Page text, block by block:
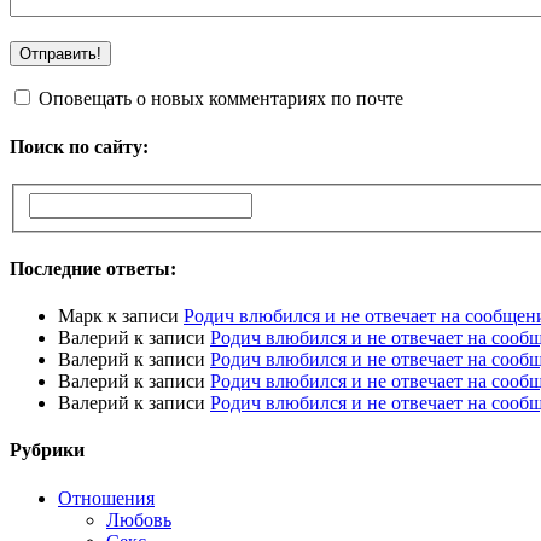
Оповещать о новых комментариях по почте
Поиск по сайту:
Последние ответы:
Марк к записи Родич влюбился и не отвечает на
Валерий к записи Родич влюбился и не отвечает на
Валерий к записи Родич влюбился и не отвечает на
Валерий к записи Родич влюбился и не отвечает на
Валерий к записи Родич влюбился и не отвечает на
Рубрики
Отношения
Любовь